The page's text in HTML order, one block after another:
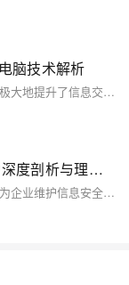
脑技术解析
当代数字化办公与生活环境中，局域网的广泛应用极大地提升了信息交互的效率与便捷性。然而，出于网络安全管理、资源合理分配以及合规性要求等多方面的考量，对局域网内计算机进行有效监控成为一项至关重要的任务。实现局域网内计算机监控，涉及多种数据结构与算法的运用。本文聚焦于 C++ 编程语言中的哈希表算法，深入探讨其在局域网计算机监控场景中的应用，并通过详尽的代码示例进行阐释。
单位电脑监控软件中 PHP 哈希表算法的深度剖析与理论探究
数字化办公的时代背景下，单位电脑监控软件已成为企业维护信息安全、提升工作效率的关键工具。此类软件可全面监测员工的电脑操作行为，收集海量数据，故而高效管理和处理这些数据显得尤为重要。数据结构与算法在此过程中发挥着核心作用。本文将聚焦于哈希表这一在单位电脑监控软件中广泛应用的数据结构，并通过 PHP 语言实现相关功能，为优化单位电脑监控软件提供技术支持。